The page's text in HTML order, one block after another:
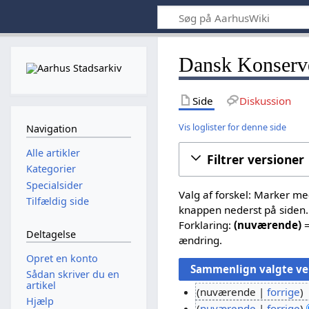
Dansk
Side Diskussion
Vis loglister for denne side
Filtrer versioner
Valg af forskel: Marker
knappen nederst på siden.
Forklaring:(nuværende)
ændring.
nuværende forrige
Navigation
Alle artikler
Kategorier
Specialsider
Tilfældig side
Deltagelse
Opret en konto
Sådan skriver du en
artikel
Hjælp